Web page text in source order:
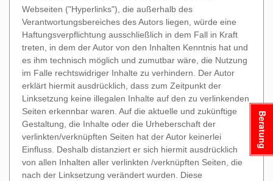
Webseiten ("Hyperlinks"), die außerhalb des
Verantwortungsbereiches des Autors liegen, würde eine
Haftungsverpflichtung ausschließlich in dem Fall in Kraft
treten, in dem der Autor von den Inhalten Kenntnis hat und
es ihm technisch möglich und zumutbar wäre, die Nutzung
im Falle rechtswidriger Inhalte zu verhindern. Der Autor
erklärt hiermit ausdrücklich, dass zum Zeitpunkt der
Linksetzung keine illegalen Inhalte auf den zu verlinkenden
Seiten erkennbar waren. Auf die aktuelle und zukünftige
Gestaltung, die Inhalte oder die Urheberschaft der
verlinkten/verknüpften Seiten hat der Autor keinerlei
Einfluss. Deshalb distanziert er sich hiermit ausdrücklich
von allen Inhalten aller verlinkten /verknüpften Seiten, die
nach der Linksetzung verändert wurden. Diese
Beratung